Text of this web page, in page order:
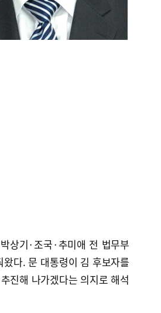
상기·조국·추미애 전 법무부
다. 문 대통령이 김 후보자를
진해 나가겠다는 의지로 해석